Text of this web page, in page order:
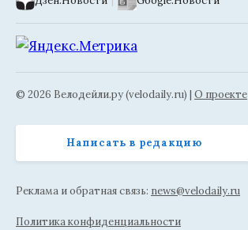
© 2026 Велодейли.ру (velodaily.ru) | О проекте
Написать в редакцию
Реклама и обратная связь: news@velodaily.ru
Политика конфиденциальности